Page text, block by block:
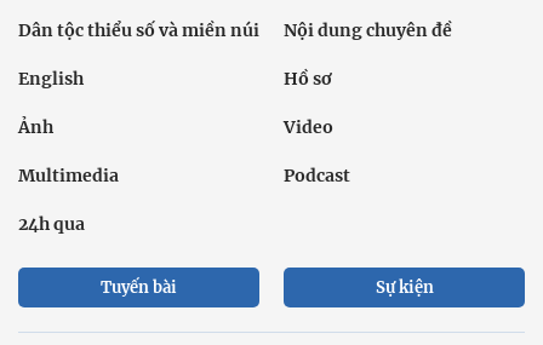
Dân tộc thiểu số và miền núi Nội dung chuyên đề
English Hồ sơ
Ảnh Video
Multimedia Podcast
24h qua
Tuyến bài Sự kiện